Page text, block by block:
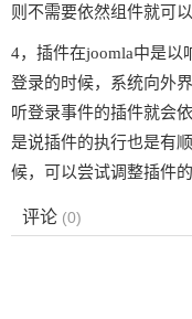
则不需要依然组件就可
4，插件在joomla中是以
登录的时候，系统向外
听登录事件的插件就会
是说插件的执行也是有
候，可以尝试调整插件
评论 (0)